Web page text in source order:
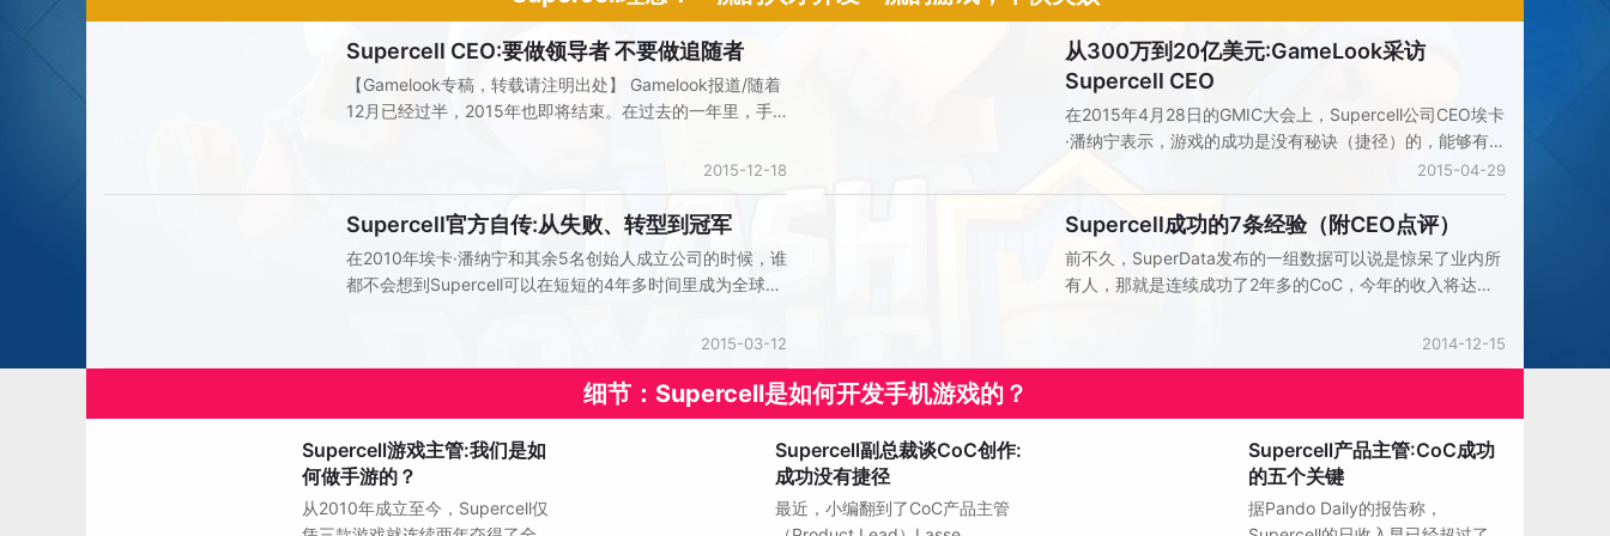
Supercell CEO:要做领导者 不要做追随者
【Gamelook专稿，转载请注明出处】 Gamelook报道/随着
12月已经过半，2015年也即将结束。在过去的一年里，手
2015-12-18
从300万到20亿美元:GameLook采访
Supercell CEO
在2015年4月28日的GMIC大会上，Supercell公司CEO埃卡
·潘纳宁表示，游戏的成功是没有秘诀（捷径）的，能够有
《部落冲突》这样全球成功的游戏，除了很大的运气之外，
还有该公司的文化、人才等方面的影响，此外，他还针对做
手游的方式以及对于团队管理方面的问题给出的自己的答
案，以下请看Gamelook整理的采访和演讲内容：
2015-04-29
Supercell官方自传:从失败、转型到冠军
在2010年埃卡·潘纳宁和其余5名创始人成立公司的时候，谁
都不会想到Supercell可以在短短的4年多时间里成为全球手
团队一步步的成为了全球手游收入冠军呢？以下请看
GameLook编译的内容：
2015-03-12
Supercell成功的7条经验（附CEO点评）
前不久，SuperData发布的一组数据可以说是惊呆了业内所
有人，那就是连续成功了2年多的CoC，今年的收入将达到
章，不仅分析了Supercell成功的7条经验，而且该公司CEO
埃卡·潘纳宁随后对文章内容进行了点评，请看GameLook编
2014-12-15
细节：Supercell是如何开发手机游戏的？
Supercell游戏主管:我们是如
何做手游的？
从2010年成立至今，Supercell仅
Supercell副总裁谈CoC创作:
成功没有捷径
最近，小编翻到了CoC产品主管
Supercell产品主管:CoC成功
的五个关键
据Pando Daily的报告称，